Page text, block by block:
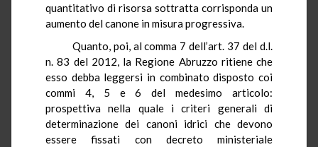
quantitativo di risorsa sottratta corrisponda un
aumento del canone in misura progressiva.
Quanto, poi, al comma 7 dell’art. 37 del d.l.
n. 83 del 2012, la Regione Abruzzo ritiene che
esso debba leggersi in combinato disposto coi
commi 4, 5 e 6 del medesimo articolo:
prospettiva nella quale i criteri generali di
determinazione dei canoni idrici che devono
essere fissati con decreto ministeriale